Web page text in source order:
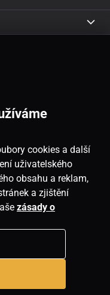
údajů
cookies a další
uživatelského
obsahu a reklam,
a zjištění
zásady o